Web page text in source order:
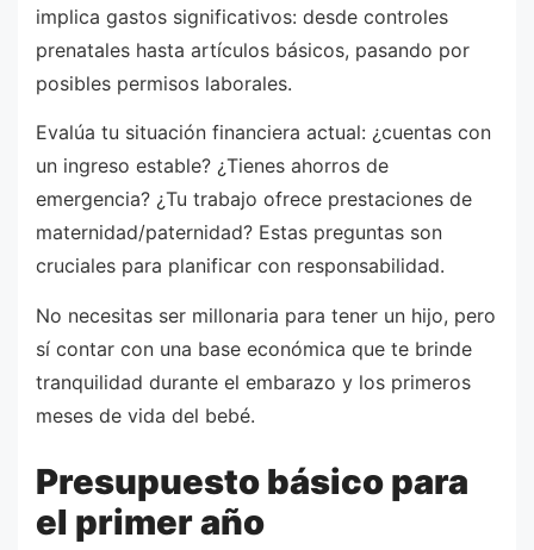
implica gastos significativos: desde controles
prenatales hasta artículos básicos, pasando por
posibles permisos laborales.
Evalúa tu situación financiera actual: ¿cuentas con
un ingreso estable? ¿Tienes ahorros de
emergencia? ¿Tu trabajo ofrece prestaciones de
maternidad/paternidad? Estas preguntas son
cruciales para planificar con responsabilidad.
No necesitas ser millonaria para tener un hijo, pero
sí contar con una base económica que te brinde
tranquilidad durante el embarazo y los primeros
meses de vida del bebé.
Presupuesto básico para
el primer año